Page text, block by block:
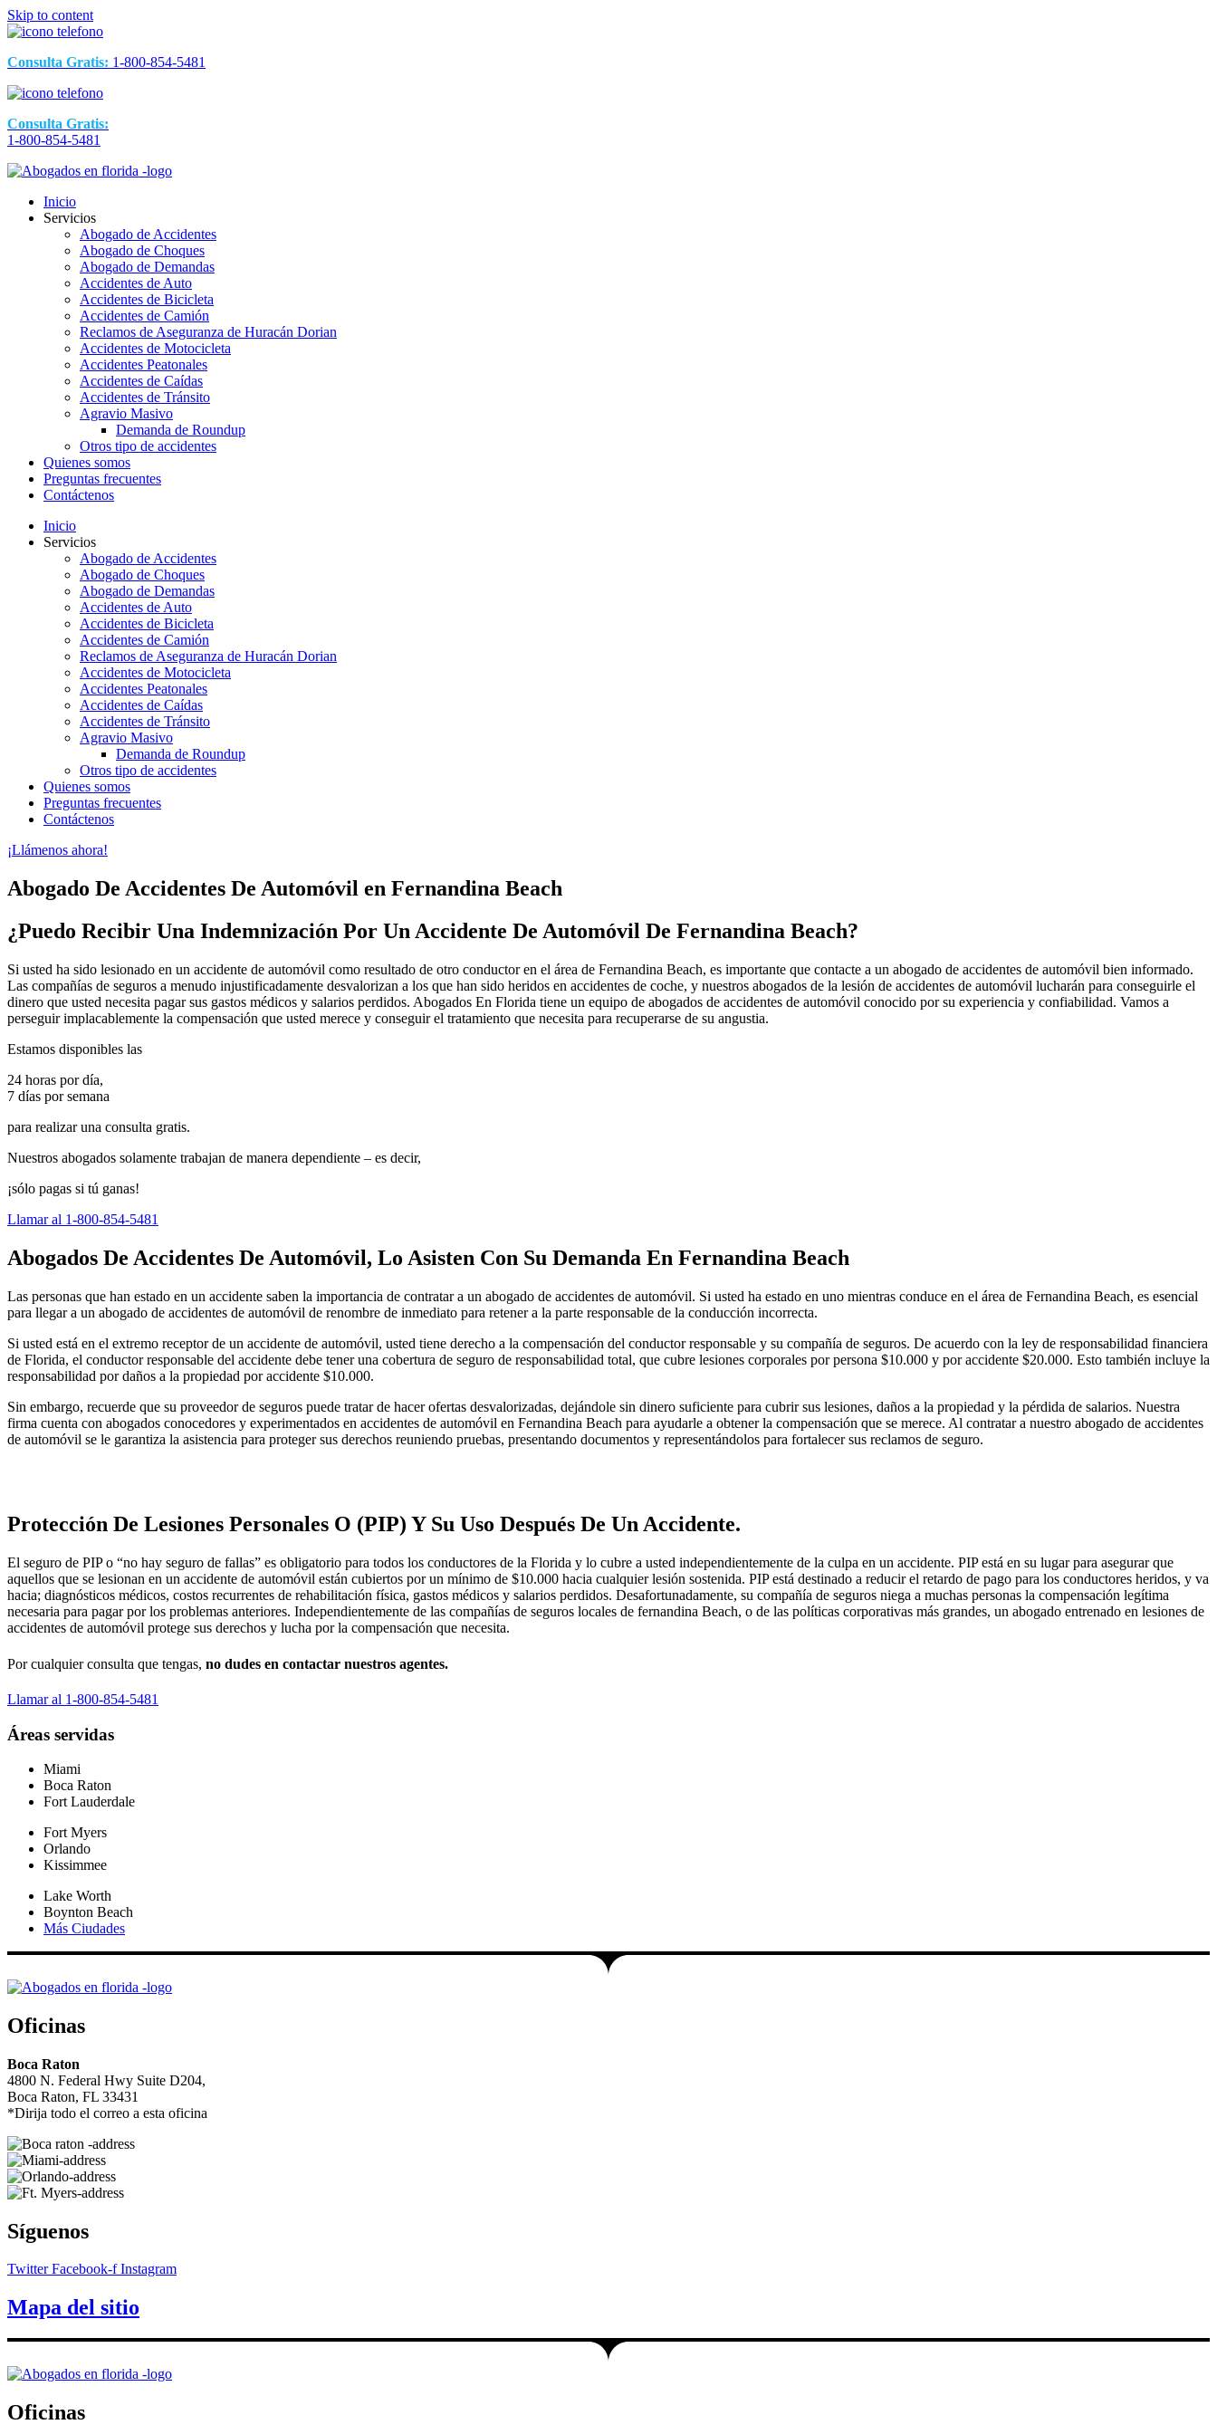
Skip to content
Consulta Gratis: 1-800-854-5481
Consulta Gratis:
1-800-854-5481
Inicio
Servicios
Abogado de Accidentes
Abogado de Choques
Abogado de Demandas
Accidentes de Auto
Accidentes de Bicicleta
Accidentes de Camión
Reclamos de Aseguranza de Huracán Dorian
Accidentes de Motocicleta
Accidentes Peatonales
Accidentes de Caídas
Accidentes de Tránsito
Agravio Masivo
Demanda de Roundup
Otros tipo de accidentes
Quienes somos
Preguntas frecuentes
Contáctenos
Inicio
Servicios
Abogado de Accidentes
Abogado de Choques
Abogado de Demandas
Accidentes de Auto
Accidentes de Bicicleta
Accidentes de Camión
Reclamos de Aseguranza de Huracán Dorian
Accidentes de Motocicleta
Accidentes Peatonales
Accidentes de Caídas
Accidentes de Tránsito
Agravio Masivo
Demanda de Roundup
Otros tipo de accidentes
Quienes somos
Preguntas frecuentes
Contáctenos
¡Llámenos ahora!
Abogado De Accidentes De Automóvil en Fernandina Beach
¿Puedo Recibir Una Indemnización Por Un Accidente De Automóvil De Fernandina Beach?
Si usted ha sido lesionado en un accidente de automóvil como resultado de otro conductor en el área de Fernandina Beach, es importante que contacte a un abogado de accidentes de automóvil bien informado.
Las compañías de seguros a menudo injustificadamente desvalorizan a los que han sido heridos en accidentes de coche, y nuestros abogados de la lesión de accidentes de automóvil lucharán para conseguirle el
dinero que usted necesita pagar sus gastos médicos y salarios perdidos. Abogados En Florida tiene un equipo de abogados de accidentes de automóvil conocido por su experiencia y confiabilidad. Vamos a
perseguir implacablemente la compensación que usted merece y conseguir el tratamiento que necesita para recuperarse de su angustia.
Estamos disponibles las
24 horas por día,
7 días por semana
para realizar una consulta gratis.
Nuestros abogados solamente trabajan de manera dependiente – es decir,
¡sólo pagas si tú ganas!
Llamar al 1-800-854-5481
Abogados De Accidentes De Automóvil, Lo Asisten Con Su Demanda En Fernandina Beach
Las personas que han estado en un accidente saben la importancia de contratar a un abogado de accidentes de automóvil. Si usted ha estado en uno mientras conduce en el área de Fernandina Beach, es esencial
para llegar a un abogado de accidentes de automóvil de renombre de inmediato para retener a la parte responsable de la conducción incorrecta.
Si usted está en el extremo receptor de un accidente de automóvil, usted tiene derecho a la compensación del conductor responsable y su compañía de seguros. De acuerdo con la ley de responsabilidad financiera
de Florida, el conductor responsable del accidente debe tener una cobertura de seguro de responsabilidad total, que cubre lesiones corporales por persona $10.000 y por accidente $20.000. Esto también incluye la
responsabilidad por daños a la propiedad por accidente $10.000.
Sin embargo, recuerde que su proveedor de seguros puede tratar de hacer ofertas desvalorizadas, dejándole sin dinero suficiente para cubrir sus lesiones, daños a la propiedad y la pérdida de salarios. Nuestra
firma cuenta con abogados conocedores y experimentados en accidentes de automóvil en Fernandina Beach para ayudarle a obtener la compensación que se merece. Al contratar a nuestro abogado de accidentes
de automóvil se le garantiza la asistencia para proteger sus derechos reuniendo pruebas, presentando documentos y representándolos para fortalecer sus reclamos de seguro.
Protección De Lesiones Personales O (PIP) Y Su Uso Después De Un Accidente.
El seguro de PIP o “no hay seguro de fallas” es obligatorio para todos los conductores de la Florida y lo cubre a usted independientemente de la culpa en un accidente. PIP está en su lugar para asegurar que
aquellos que se lesionan en un accidente de automóvil están cubiertos por un mínimo de $10.000 hacia cualquier lesión sostenida. PIP está destinado a reducir el retardo de pago para los conductores heridos, y va
hacia; diagnósticos médicos, costos recurrentes de rehabilitación física, gastos médicos y salarios perdidos. Desafortunadamente, su compañía de seguros niega a muchas personas la compensación legítima
necesaria para pagar por los problemas anteriores. Independientemente de las compañías de seguros locales de fernandina Beach, o de las políticas corporativas más grandes, un abogado entrenado en lesiones de
accidentes de automóvil protege sus derechos y lucha por la compensación que necesita.
Por cualquier consulta que tengas, no dudes en contactar nuestros agentes.
Llamar al 1-800-854-5481
Áreas servidas
Miami
Boca Raton
Fort Lauderdale
Fort Myers
Orlando
Kissimmee
Lake Worth
Boynton Beach
Más Ciudades
Oficinas
Boca Raton
4800 N. Federal Hwy Suite D204,
Boca Raton, FL 33431
*Dirija todo el correo a esta oficina
Síguenos
Twitter Facebook-f Instagram
Mapa del sitio
Oficinas